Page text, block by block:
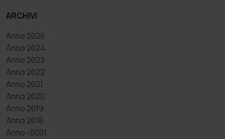
ARCHIVI
Anno 2026
Anno 2024
Anno 2023
Anno 2022
Anno 2021
Anno 2020
Anno 2019
Anno 2018
Anno -0001